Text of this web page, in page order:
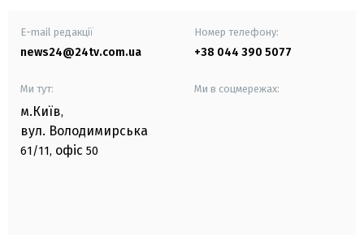
E-mail редакції
news24@24tv.com.ua
Номер телефону:
+38 044 390 5077
Ми тут:
м.Київ,
вул. Володимирська
61/11, офіс 50
Ми в соцмережах: